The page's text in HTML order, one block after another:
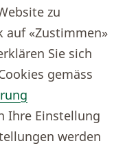
zu
auf «Zustimmen»
Sie sich
gemäss
Ihre Einstellung
werden